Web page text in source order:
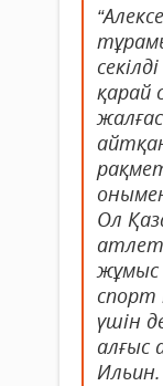
қарай
Ол
жұмыс
үшін
алғыс
Ильин.